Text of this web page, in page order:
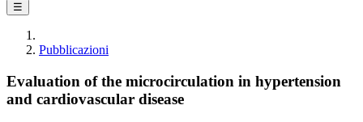
☰
Pubblicazioni
Evaluation of the microcirculation in hypertension
and cardiovascular disease